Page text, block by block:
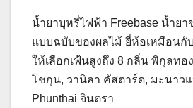
น้ำยาบุหรี่ไฟฟ้า Freebase น้ำย
แบบฉบับของผลไม้ ยี่ห้อเหมือนกั
ให้เลือกเฟ้นสูงถึง 8 กลิ่น พิกุลทอ
โชกุน, วานิลา คัสตาร์ด, มะนาว
Phunthai จินตรา